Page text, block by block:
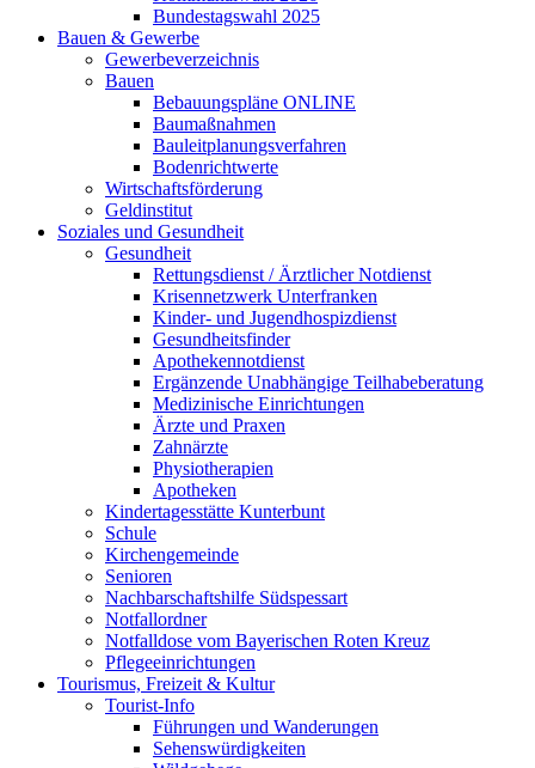
Bundestagswahl 2025
Bauen & Gewerbe
Gewerbeverzeichnis
Bauen
Bebauungspläne ONLINE
Baumaßnahmen
Bauleitplanungsverfahren
Bodenrichtwerte
Wirtschaftsförderung
Geldinstitut
Soziales und Gesundheit
Gesundheit
Rettungsdienst / Ärztlicher Notdienst
Krisennetzwerk Unterfranken
Kinder- und Jugendhospizdienst
Gesundheitsfinder
Apothekennotdienst
Ergänzende Unabhängige Teilhabeberatung
Medizinische Einrichtungen
Ärzte und Praxen
Zahnärzte
Physiotherapien
Apotheken
Kindertagesstätte Kunterbunt
Schule
Kirchengemeinde
Senioren
Nachbarschaftshilfe Südspessart
Notfallordner
Notfalldose vom Bayerischen Roten Kreuz
Pflegeeinrichtungen
Tourismus, Freizeit & Kultur
Tourist-Info
Führungen und Wanderungen
Sehenswürdigkeiten